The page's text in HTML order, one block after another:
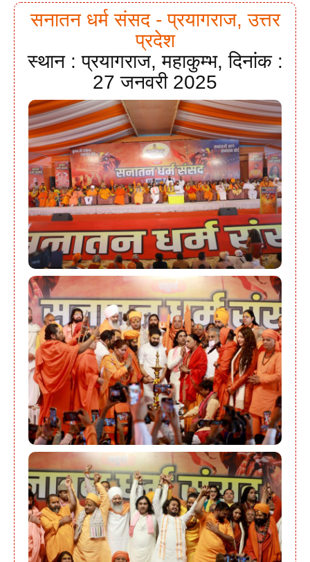
सनातन धर्म संसद - प्रयागराज, उत्तर
प्रदेश
स्थान : प्रयागराज, महाकुम्भ, दिनांक :
27 जनवरी 2025